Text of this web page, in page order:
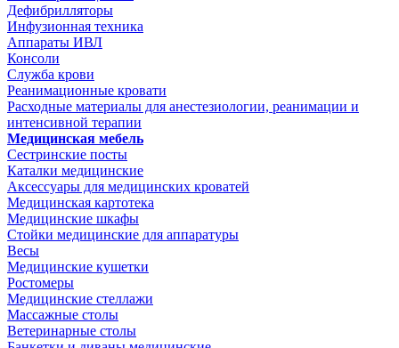
Дефибрилляторы
Инфузионная техника
Аппараты ИВЛ
Консоли
Служба крови
Реанимационные кровати
Расходные материалы для анестезиологии, реанимации и
интенсивной терапии
Медицинская мебель
Сестринские посты
Каталки медицинские
Аксессуары для медицинских кроватей
Медицинская картотека
Медицинские шкафы
Стойки медицинские для аппаратуры
Весы
Медицинские кушетки
Ростомеры
Медицинские стеллажи
Массажные столы
Ветеринарные столы